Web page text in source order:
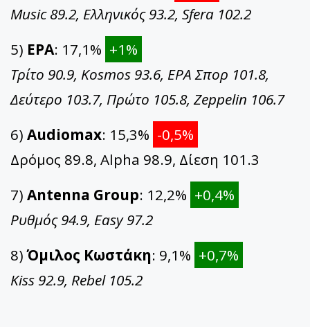
Music 89.2, Ελληνικός 93.2, Sfera 102.2
5) ΕΡΑ: 17,1% +1%
Τρίτο 90.9, Kosmos 93.6, ΕΡΑ Σπορ 101.8,
Δεύτερο 103.7, Πρώτο 105.8, Zeppelin 106.7
6) Audiomax: 15,3% -0,5%
Δρόμος 89.8, Alpha 98.9, Δίεση 101.3
7) Antenna Group: 12,2% +0,4%
Ρυθμός 94.9, Easy 97.2
8)Όμιλος Κωστάκη: 9,1% +0,7%
Kiss 92.9, Rebel 105.2